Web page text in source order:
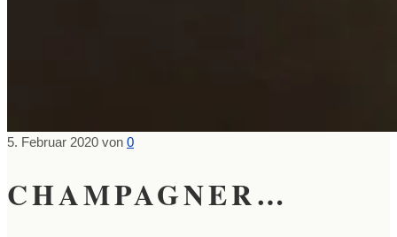
5. Februar 2020 von 0
CHAMPAGNER…